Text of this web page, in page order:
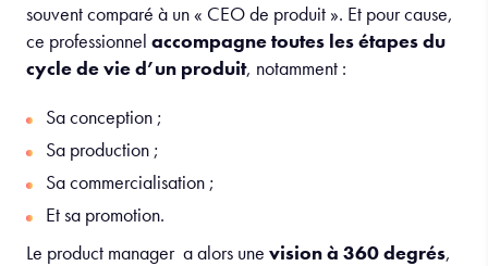
souvent comparé à un « CEO de produit ». Et pour cause,
ce professionnel accompagne toutes les étapes du
cycle de vie d’un produit, notamment :
Sa conception ;
Sa production ;
Sa commercialisation ;
Et sa promotion.
Le product manager a alors une vision à 360 degrés,